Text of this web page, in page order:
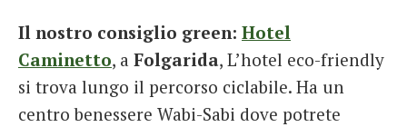
Il nostro consiglio green: Hotel
Caminetto, a Folgarida, L’hotel eco-friendly
si trova lungo il percorso ciclabile. Ha un
centro benessere Wabi-Sabi dove potrete